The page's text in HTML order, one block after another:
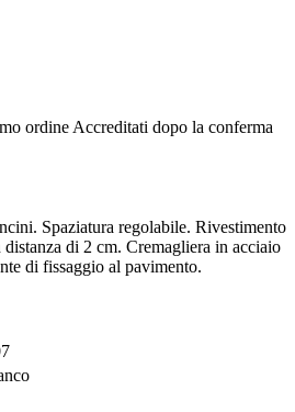
ordine Accreditati dopo la conferma
Spaziatura regolabile. Rivestimento
di 2 cm. Cremagliera in acciaio
di fissaggio al pavimento.